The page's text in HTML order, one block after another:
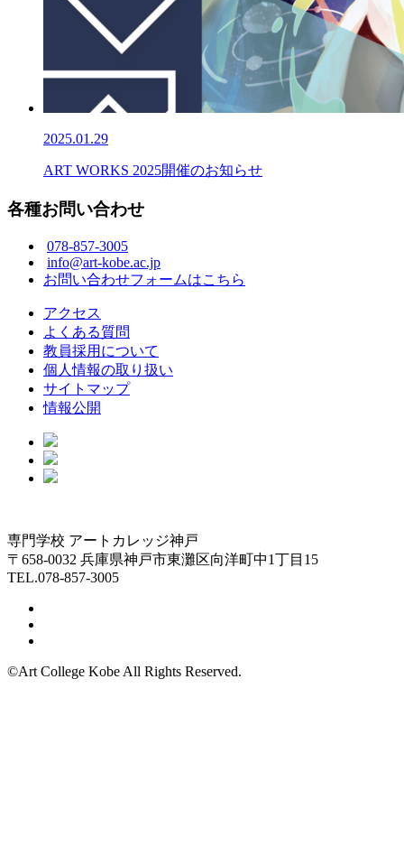
2025.01.29
ART WORKS 2025開催のお知らせ
各種お問い合わせ
078-857-3005
info@art-kobe.ac.jp
お問い合わせフォームはこちら
アクセス
よくある質問
教員採用について
個人情報の取り扱い
サイトマップ
情報公開
専門学校 アートカレッジ神戸
〒658-0032 兵庫県神戸市東灘区向洋町中1丁目15
TEL.078-857-3005
©Art College Kobe All Rights Reserved.